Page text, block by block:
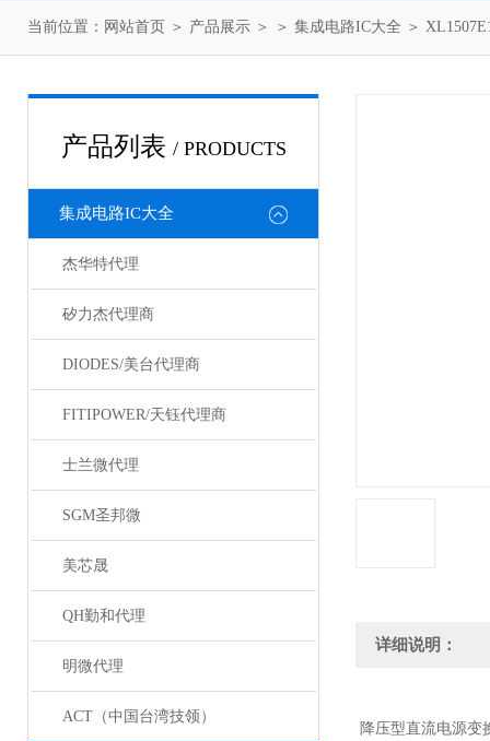
当前位置： 网站首页 ＞ 产品展示 ＞ ＞ 集成电路IC大全 ＞
产品列表 / PRODUCTS
集成电路IC大全
杰华特代理
矽力杰代理商
DIODES/美台代理商
FITIPOWER/天钰代理商
士兰微代理
SGM圣邦微
美芯晟
QH勤和代理
明微代理
ACT（中国台湾技领）
详细说明：
降压型直流电源变